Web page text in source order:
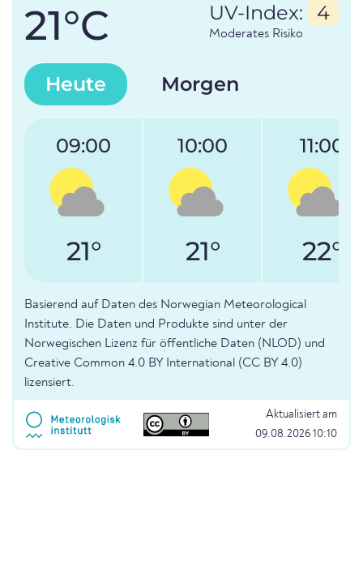
21°C UV-Index: 4
Moderates Risiko
Heute Morgen
09:00
21°
10:00
21°
11:00
22°
Basierend auf Daten des Norwegian Meteorological
Institute. Die Daten und Produkte sind unter der
Norwegischen Lizenz für öffentliche Daten (NLOD) und
Creative Common 4.0 BY International (CC BY 4.0)
lizensiert.
Aktualisiert am
09.08.2026 10:10